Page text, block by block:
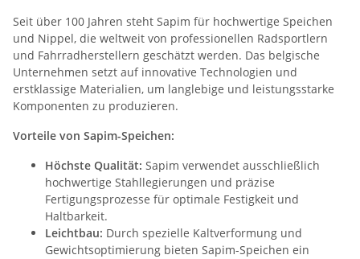
Seit über 100 Jahren steht Sapim für hochwertige Speichen
und Nippel, die weltweit von professionellen Radsportlern
und Fahrradherstellern geschätzt werden. Das belgische
Unternehmen setzt auf innovative Technologien und
erstklassige Materialien, um langlebige und leistungsstarke
Komponenten zu produzieren.
Vorteile von Sapim-Speichen:
Höchste Qualität: Sapim verwendet ausschließlich
hochwertige Stahllegierungen und präzise
Fertigungsprozesse für optimale Festigkeit und
Haltbarkeit.
Leichtbau: Durch spezielle Kaltverformung und
Gewichtsoptimierung bieten Sapim-Speichen ein